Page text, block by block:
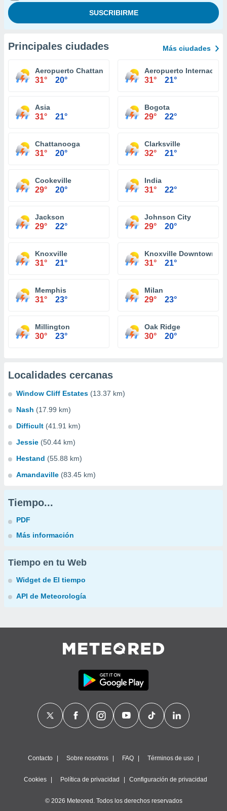
Principales ciudades Más ciudades
Aeropuerto Chattanooga
31° 20°
Aeropuerto
31° 21°
Asia
31° 21°
Bogota
29° 22°
Chattanooga
31° 20°
Clarksville
32° 21°
Cookeville
29° 20°
India
31° 22°
Jackson
29° 22°
Johnson City
29° 20°
Knoxville
31° 21°
Knoxville Downtown
31° 21°
Memphis
31° 23°
Milan
29° 23°
Millington
30° 23°
Oak Ridge
30° 20°
Localidades cercanas
Window Cliff Estates (13.37 km)
Nash (17.99 km)
Difficult (41.91 km)
Jessie (50.44 km)
Hestand (55.88 km)
Amandaville (83.45 km)
Tiempo...
PDF
Más información
Tiempo en tu Web
Widget de El tiempo
API de Meteorología
Contacto Sobre nosotros FAQ Términos de uso
Cookies Política de privacidad Configuración de privacidad
© 2026 Meteored. Todos los derechos reservados